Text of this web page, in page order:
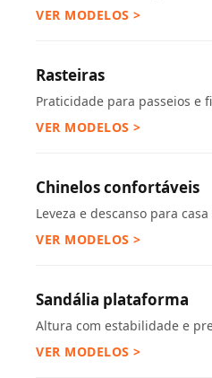
VER MODELOS >
Rasteiras
Praticidade para passeios e
VER MODELOS >
Chinelos confortáveis
Leveza e descanso para
VER MODELOS >
Sandália plataforma
Altura com estabilidade e
VER MODELOS >